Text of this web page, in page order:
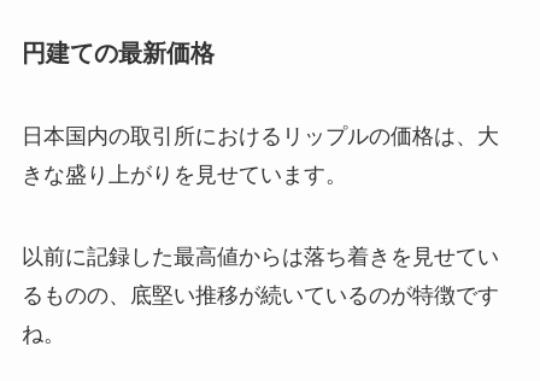
円建ての最新価格
日本国内の取引所におけるリップルの価格は、大
きな盛り上がりを見せています。
以前に記録した最高値からは落ち着きを見せてい
るものの、底堅い推移が続いているのが特徴です
ね。